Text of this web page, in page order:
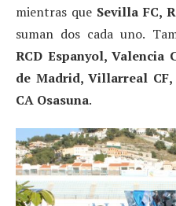
mientras que Sevilla FC,
suman dos cada uno.
RCD Espanyol, Valencia
de Madrid, Villarreal
CA Osasuna.